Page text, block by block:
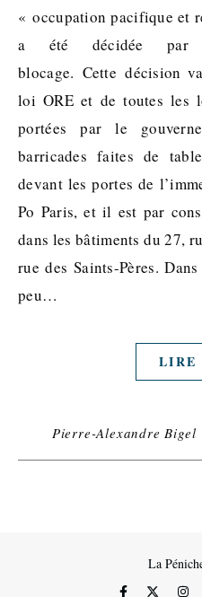
« occupation pacifique et
a été décidée par
blocage. Cette décision
loi ORE et de toutes les
portées par le
barricades faites de
devant les portes de
Po Paris, et il est par
dans les bâtiments du 27,
rue des Saints-Pères.
peu…
LIRE
Pierre-Alexandre Bigel
La